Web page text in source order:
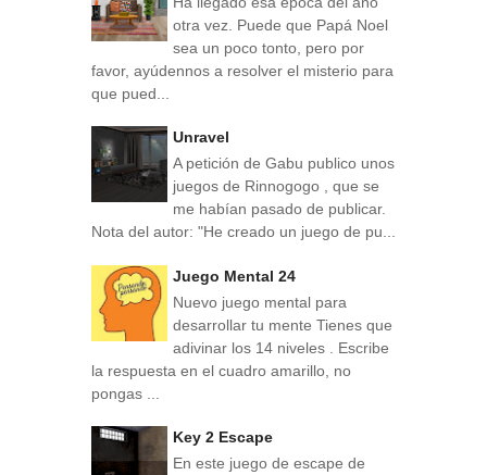
otra vez. Puede que Papá Noel
sea un poco tonto, pero por
favor, ayúdennos a resolver el misterio para
que pued...
Unravel
A petición de Gabu publico unos
juegos de Rinnogogo , que se
me habían pasado de publicar.
Nota del autor: "He creado un juego de pu...
Juego Mental 24
Nuevo juego mental para
desarrollar tu mente Tienes que
adivinar los 14 niveles . Escribe
la respuesta en el cuadro amarillo, no
pongas ...
Key 2 Escape
En este juego de escape de